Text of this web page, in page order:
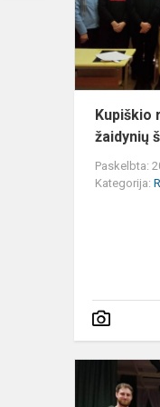
Kupiškio
žaidynių
Paskelbta:
Kategorija: